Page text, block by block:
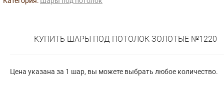
КУПИТЬ ШАРЫ ПОД ПОТОЛОК ЗОЛОТЫЕ №1220
Цена указана за 1 шар, вы можете выбрать любое количество.